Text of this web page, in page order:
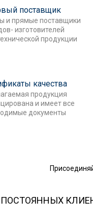
поставщик
и прямые поставщики
изготовителей
продукции
качества
продукция
и имеет все
документы
ПОСТОЯННЫХ